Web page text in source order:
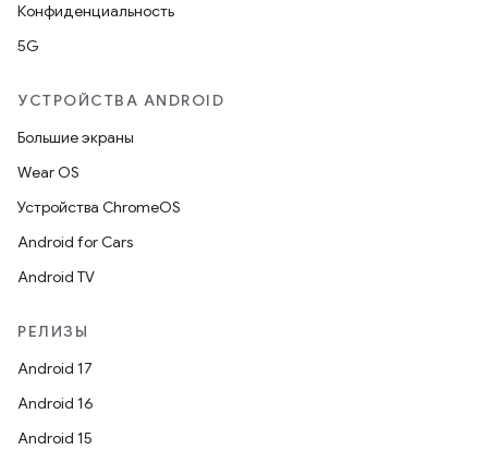
Конфиденциальность
5G
УСТРОЙСТВА ANDROID
Большие экраны
Wear OS
Устройства ChromeOS
Android for Cars
Android TV
РЕЛИЗЫ
Android 17
Android 16
Android 15